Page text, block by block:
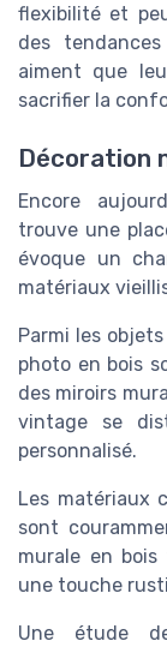
flexibilité et
des
aiment que
sacrifier la
Décoration
Encore
trouve une
évoque un
matériaux
Parmi les
photo en bois
des miroirs
vintage se
personnalisé.
Les matériaux
sont
murale en
une touche
Une étude